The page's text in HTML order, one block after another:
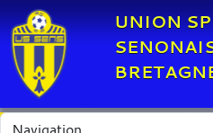
UNION
Panneau de gestion des cookies